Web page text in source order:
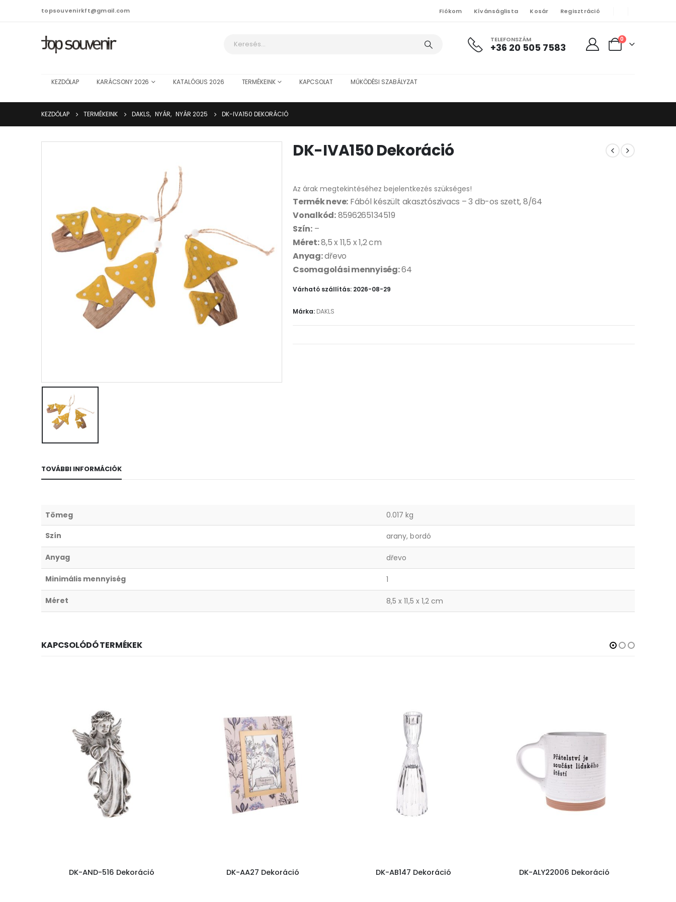
topsouvenirkft@gmail.com Fiókom Kívánságlista Kosár Regisztráció
TELEFONSZÁM
+36 20 505 7583
0
KEZDŐLAP KARÁCSONY 2026 KATALÓGUS 2026 TERMÉKEINK KAPCSOLAT MŰKÖDÉSI SZABÁLYZAT
KEZDŐLAP TERMÉKEINK DAKLS, NYÁR, NYÁR 2025 DK-IVA150 DEKORÁCIÓ
DK-IVA150 Dekoráció
Az árak megtekintéséhez bejelentkezés szükséges!
Termék neve: Fából készült akasztószivacs – 3 db-os szett, 8/64
Vonalkód:8596265134519
Szín:–
Méret:8,5 x 11,5 x 1,2 cm
Anyag:dřevo
Csomagolási mennyiség:64
Várható szállítás: 2026-08-29
Márka: DAKLS
TOVÁBBI INFORMÁCIÓK
Tömeg 0.017 kg
Szín arany, bordó
Anyag dřevo
Minimális mennyiség 1
Méret 8,5 x 11,5 x 1,2 cm
KAPCSOLÓDÓ TERMÉKEK
DK-AND-516 Dekoráció DK-AA27 Dekoráció DK-AB147 Dekoráció DK-ALY22006 Dekoráció